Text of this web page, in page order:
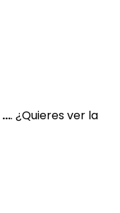
.... ¿Quieres ver la